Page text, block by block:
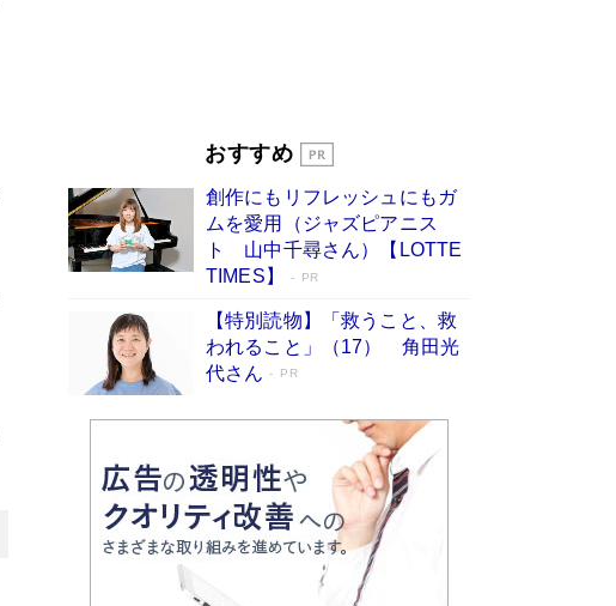
開発への関心を押し上げた18年の物語に幕 特装
Book Bang
「不意に涙が出そうに…」高嶋政伸が明かし
た“13歳の娘を暴行する役”への葛藤 インティマ
シーコーディネーターに支えられたNHK『大奥』
おすすめ
創作にもリフレッシュにもガ
ムを愛用（ジャズピアニス
ト 山中千尋さん）【LOTTE
TIMES】
PR
【特別読物】「救うこと、救
われること」（17） 角田光
代さん
PR